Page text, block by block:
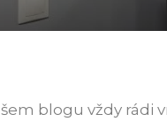
blogu vždy rádi